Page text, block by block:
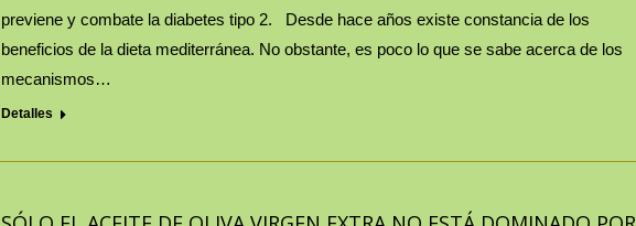
previene y combate la diabetes tipo 2. Desde hace años existe constancia de los
beneficios de la dieta mediterránea. No obstante, es poco lo que se sabe acerca de los
mecanismos…
Detalles